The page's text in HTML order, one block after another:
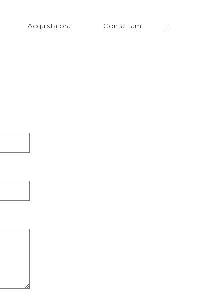
Acquista ora Contattami